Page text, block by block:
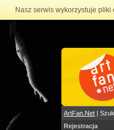
Nasz serwis wykorzystuje pliki
ArtFan.Net |
Rejestracja